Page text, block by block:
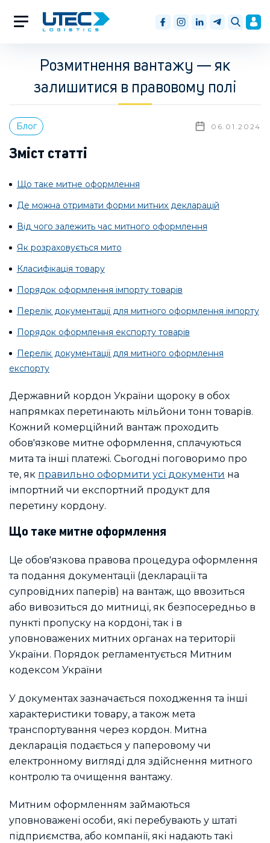
Розмитнення вантажу — як
залишитися в правовому полі
Блог 06.01.2024
Зміст статті
Що таке митне оформлення
Де можна отримати форми митних декларацій
Від чого залежить час митного оформлення
Як розраховується мито
Класифікація товару
Порядок оформлення імпорту товарів
Перелік документації для митного оформлення імпорту
Порядок оформлення експорту товарів
Перелік документації для митного оформлення
експорту
Державний кордон України щороку в обох
напрямках перетинають мільйони тонн товарів.
Кожний комерційний вантаж проходить
обов'язкове митне оформлення, сплачуються
мита та інші платежі. Сьогодні поговоримо про
те, як правильно оформити усі документи на
імпортний чи експортний продукт для
перетину кордону.
Що таке митне оформлення
Це обов'язкова правова процедура оформлення
та подання документації (декларації та
супровідних паперів) на вантаж, що ввозиться
або вивозиться до митниці, як безпосередньо в
пункті пропуску на кордоні, так і в
уповноважених митних органах на території
України. Порядок регламентується Митним
кодексом України
У документах зазначається походження та інші
характеристики товару, а також мета
транспортування через кордон. Митна
декларація подається у паперовому чи
електронному вигляді для здійснення митного
контролю та очищення вантажу.
Митним оформленням займаються
уповноважені особи, які перебувають у штаті
підприємства, або компанії, які надають такі